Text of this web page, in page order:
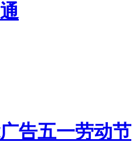
告五一劳动节